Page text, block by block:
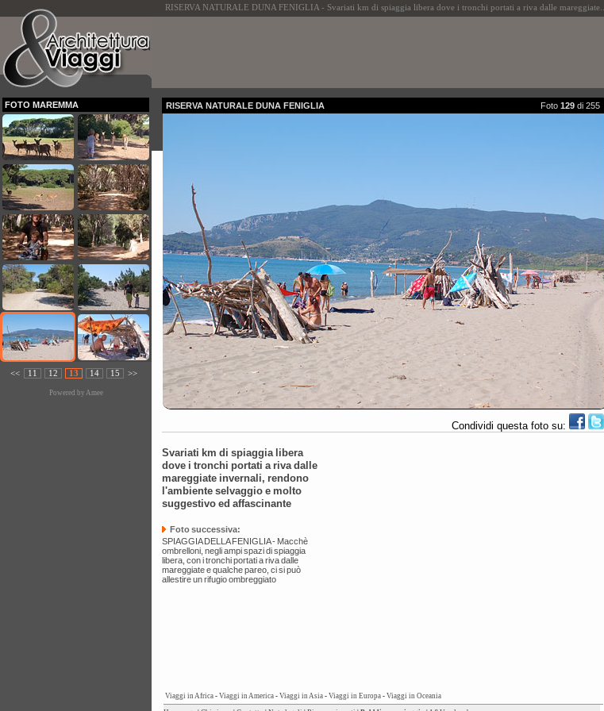
RISERVA NATURALE DUNA FENIGLIA - Svariati km di spiaggia libera dove i tronchi portati a riva dalle mareggiate...
FOTO MAREMMA
<< 11 12 13 14 15 >>
Powered by Amee
RISERVA NATURALE DUNA FENIGLIA Foto 129 di 255
Condividi questa foto su:
Svariati km di spiaggia libera
dove i tronchi portati a riva dalle
mareggiate invernali, rendono
l'ambiente selvaggio e molto
suggestivo ed affascinante
Foto successiva:
SPIAGGIA DELLA FENIGLIA - Macchè
ombrelloni, negli ampi spazi di spiaggia
libera, con i tronchi portati a riva dalle
mareggiate e qualche pareo, ci si può
allestire un rifugio ombreggiato
Viaggi in Africa - Viaggi in America - Viaggi in Asia - Viaggi in Europa - Viaggi in Oceania